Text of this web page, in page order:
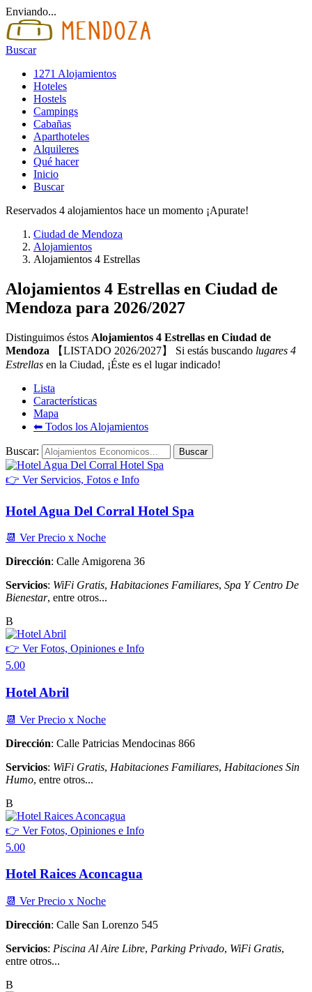
Enviando...
Buscar
1271 Alojamientos
Hoteles
Hostels
Campings
Cabañas
Aparthoteles
Alquileres
Qué hacer
Inicio
Buscar
Reservados 4 alojamientos hace un momento ¡Apurate!
Ciudad de Mendoza
Alojamientos
Alojamientos 4 Estrellas
Alojamientos 4 Estrellas en Ciudad de
Mendoza para 2026/2027
Distinguimos éstos Alojamientos 4 Estrellas en Ciudad de
Mendoza 【LISTADO 2026/2027】 Si estás buscando lugares 4
Estrellas en la Ciudad, ¡Éste es el lugar indicado!
Lista
Características
Mapa
⬅︎ Todos los Alojamientos
Buscar:
👉 Ver Servicios, Fotos e Info
Hotel Agua Del Corral Hotel Spa
📆 Ver Precio x Noche
Dirección: Calle Amigorena 36
Servicios: WiFi Gratis, Habitaciones Familiares, Spa Y Centro De
Bienestar, entre otros...
B
👉 Ver Fotos, Opiniones e Info
5.00
Hotel Abril
📆 Ver Precio x Noche
Dirección: Calle Patricias Mendocinas 866
Servicios: WiFi Gratis, Habitaciones Familiares, Habitaciones Sin
Humo, entre otros...
B
👉 Ver Fotos, Opiniones e Info
5.00
Hotel Raices Aconcagua
📆 Ver Precio x Noche
Dirección: Calle San Lorenzo 545
Servicios: Piscina Al Aire Libre, Parking Privado, WiFi Gratis,
entre otros...
B